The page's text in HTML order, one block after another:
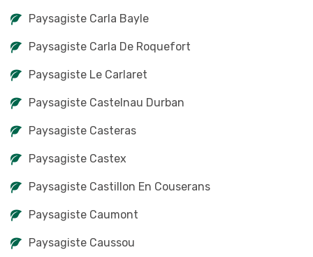
Paysagiste Carla Bayle
Paysagiste Carla De Roquefort
Paysagiste Le Carlaret
Paysagiste Castelnau Durban
Paysagiste Casteras
Paysagiste Castex
Paysagiste Castillon En Couserans
Paysagiste Caumont
Paysagiste Caussou